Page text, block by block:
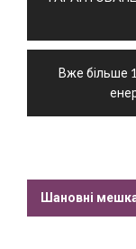
Вже більше
Шановні